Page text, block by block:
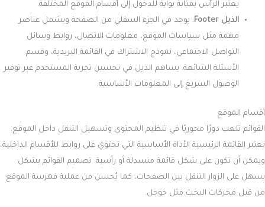
يعتبر الرأس بمثابة بوابة للدخول إلى أقسام الموقع المختلفة.
الذيل Footer
: يوجد في الجزء السفلي من الصفحة ويشمل عناصر
مهمة مثل سياسات الموقع، معلومات الاتصال، روابط وسائل
التواصل الاجتماعي، نموذج الاشتراك في القائمة البريدية، وقسم
الأسئلة الشائعة. يساهم الذيل في تحسين تجربة المستخدم عبر توفير
الوصول السريع إلى المعلومات الأساسية.
أقسام الموقع
القوائم تلعب دورًا محوريًا في تنظيم المحتوى وتسهيل التنقل داخل الموقع.
تعتبر القائمة الرئيسية الأداة الأساسية التي تحتوي على روابط للأقسام الداخلية،
ويمكن أن تكون على شكل قائمة منسدلة أو رأسية. تصميم القوائم بشكل
يسهل على الزوار التنقل بين الصفحات، كما يُحسن من عملية فهرسة الموقع
من قبل محركات البحث مثل جوجل.